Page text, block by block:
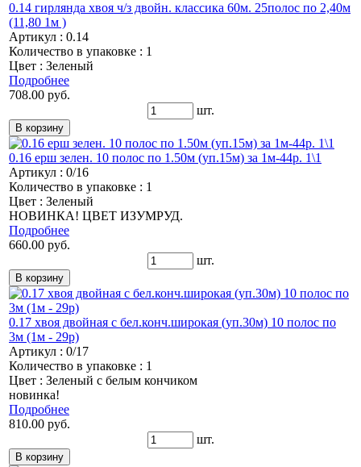
0.14 гирлянда хвоя ч/з двойн. классика 60м. 25полос по 2,40м
(11,80 1м )
Артикул : 0.14
Количество в упаковке : 1
Цвет : Зеленый
Подробнее
708.00 руб.
шт.
0.16 ерш зелен. 10 полос по 1.50м (уп.15м) за 1м-44р. 1\1
Артикул : 0/16
Количество в упаковке : 1
Цвет : Зеленый
НОВИНКА! ЦВЕТ ИЗУМРУД.
Подробнее
660.00 руб.
шт.
0.17 хвоя двойная с бел.конч.широкая (уп.30м) 10 полос по
3м (1м - 29р)
Артикул : 0/17
Количество в упаковке : 1
Цвет : Зеленый с белым кончиком
новинка!
Подробнее
810.00 руб.
шт.